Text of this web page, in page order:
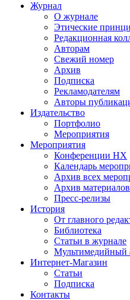
Журнал
О журнале
Этические
Редакционная
Авторам
Свежий номер
Архив
Подписка
Рекламодателям
Авторы
Издательство
Портфолио
Мероприятия
Мероприятия
Конференции НХ
Календарь
Архив всех
Архив
Пресс-релизы
История
От главного
Библиотека
Статьи в журнале
Мультимедийный
Интернет-Магазин
Статьи
Подписка
Контакты